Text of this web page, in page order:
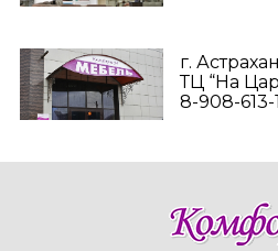
г.
ТЦ “На
8-908-613-